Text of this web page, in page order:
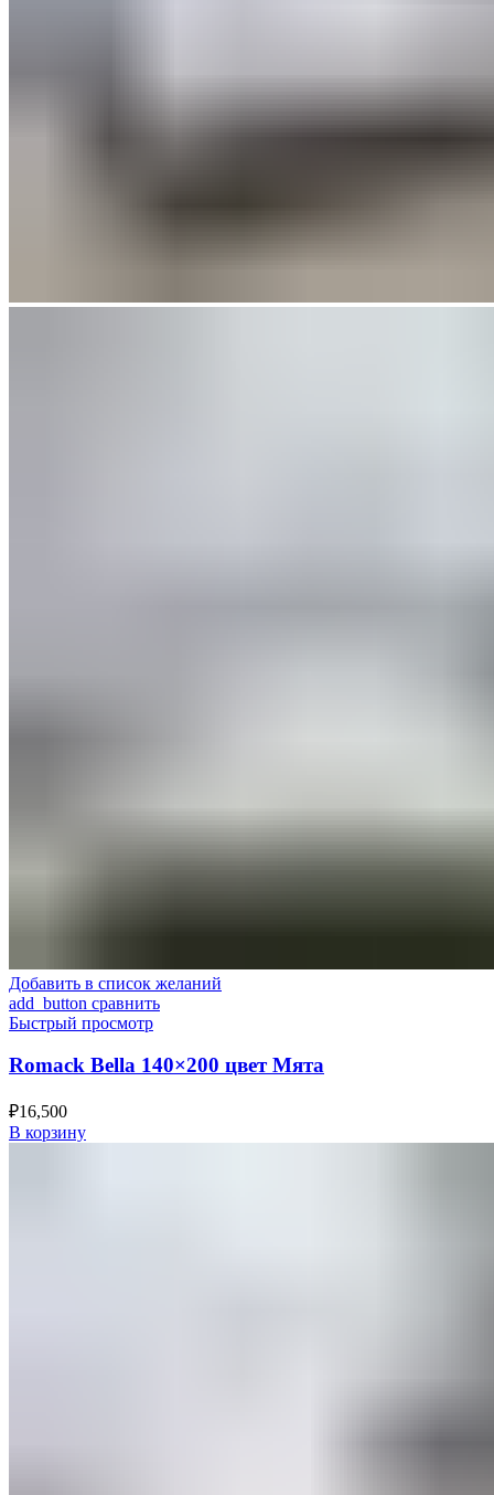
Добавить в список желаний
add_button сравнить
Быстрый просмотр
Romack Bella 140×200 цвет Мята
₽16,500
В корзину